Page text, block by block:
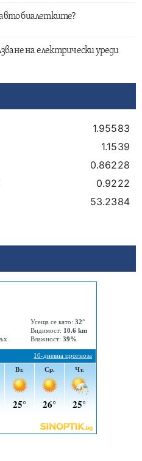
биалетките?
на електрически уреди
1.95583
1.1539
0.86228
0.9222
53.2384